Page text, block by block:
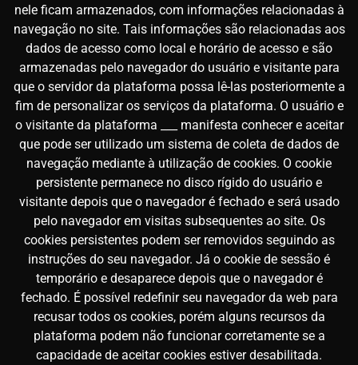
nele ficam armazenados, com informações relacionadas à
navegação no site. Tais informações são relacionadas aos
dados de acesso como local e horário de acesso e são
armazenadas pelo navegador do usuário e visitante para
que o servidor da plataforma possa lê-las posteriormente a
fim de personalizar os serviços da plataforma. O usuário e
o visitante da plataforma ___ manifesta conhecer e aceitar
que pode ser utilizado um sistema de coleta de dados de
navegação mediante à utilização de cookies. O cookie
persistente permanece no disco rígido do usuário e
visitante depois que o navegador é fechado e será usado
pelo navegador em visitas subsequentes ao site. Os
cookies persistentes podem ser removidos seguindo as
instruções do seu navegador. Já o cookie de sessão é
temporário e desaparece depois que o navegador é
fechado. É possível redefinir seu navegador da web para
recusar todos os cookies, porém alguns recursos da
plataforma podem não funcionar corretamente se a
capacidade de aceitar cookies estiver desabilitada.